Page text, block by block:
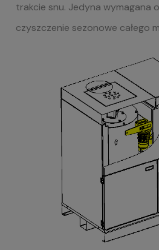
trakcie snu. Jedyna wymagana
czyszczenie sezonowe całego